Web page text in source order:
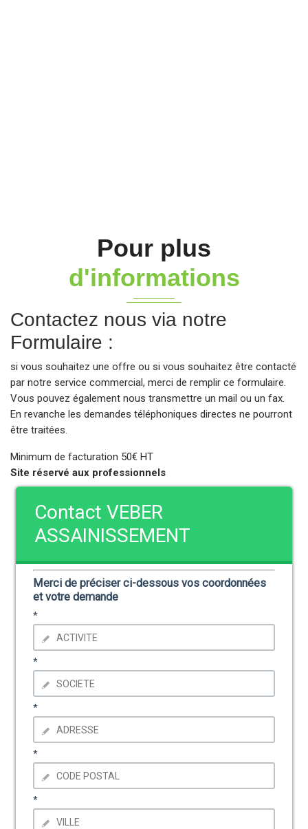
Pour plus
d'informations
Contactez nous via notre
Formulaire :
si vous souhaitez une offre ou si vous souhaitez être contacté
par notre service commercial, merci de remplir ce formulaire.
Vous pouvez également nous transmettre un mail ou un fax.
En revanche les demandes téléphoniques directes ne pourront
être traitées.
Minimum de facturation 50€ HT
Site réservé aux professionnels